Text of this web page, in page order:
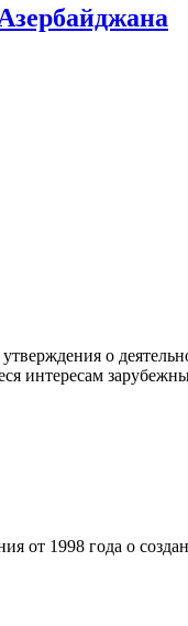
о
интересам
1998 года о